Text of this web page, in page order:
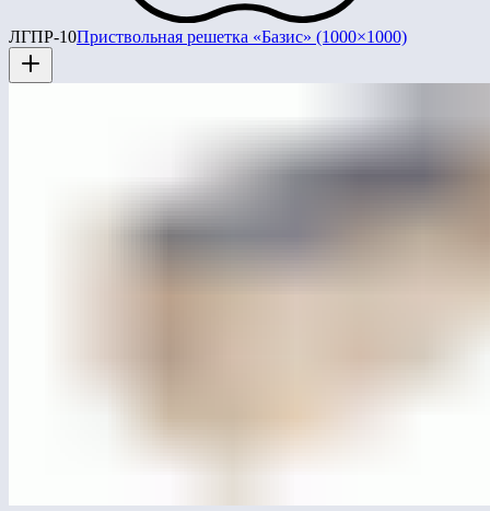
ЛГПР-10Приствольная решетка «Базис» (1000×1000)